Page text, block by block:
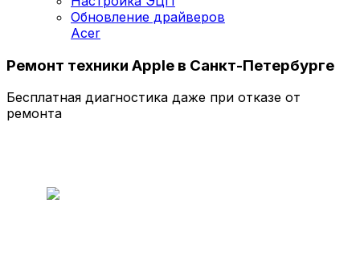
Обновление драйверов
Acer
Ремонт техники Apple в Санкт-Петербурге
Бесплатная диагностика даже при отказе от
ремонта